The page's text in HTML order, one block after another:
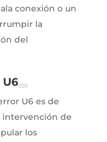
conexión o un
la
del
U6 es de
intervención de
los